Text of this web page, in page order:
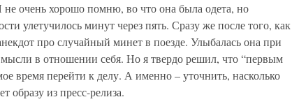
очень хорошо помню, во что она была одета, но
улетучилось минут через пять. Сразу же после того, как
про случайный минет в поезде. Улыбалась она при
мысли в отношении себя. Но я твердо решил, что “первым
время перейти к делу. А именно – уточнить, насколько
образу из пресс-релиза.